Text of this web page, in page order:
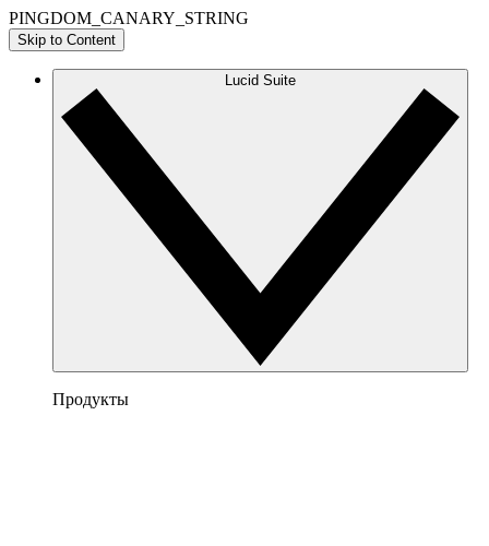
PINGDOM_CANARY_STRING
Skip to Content
Lucid Suite
Продукты